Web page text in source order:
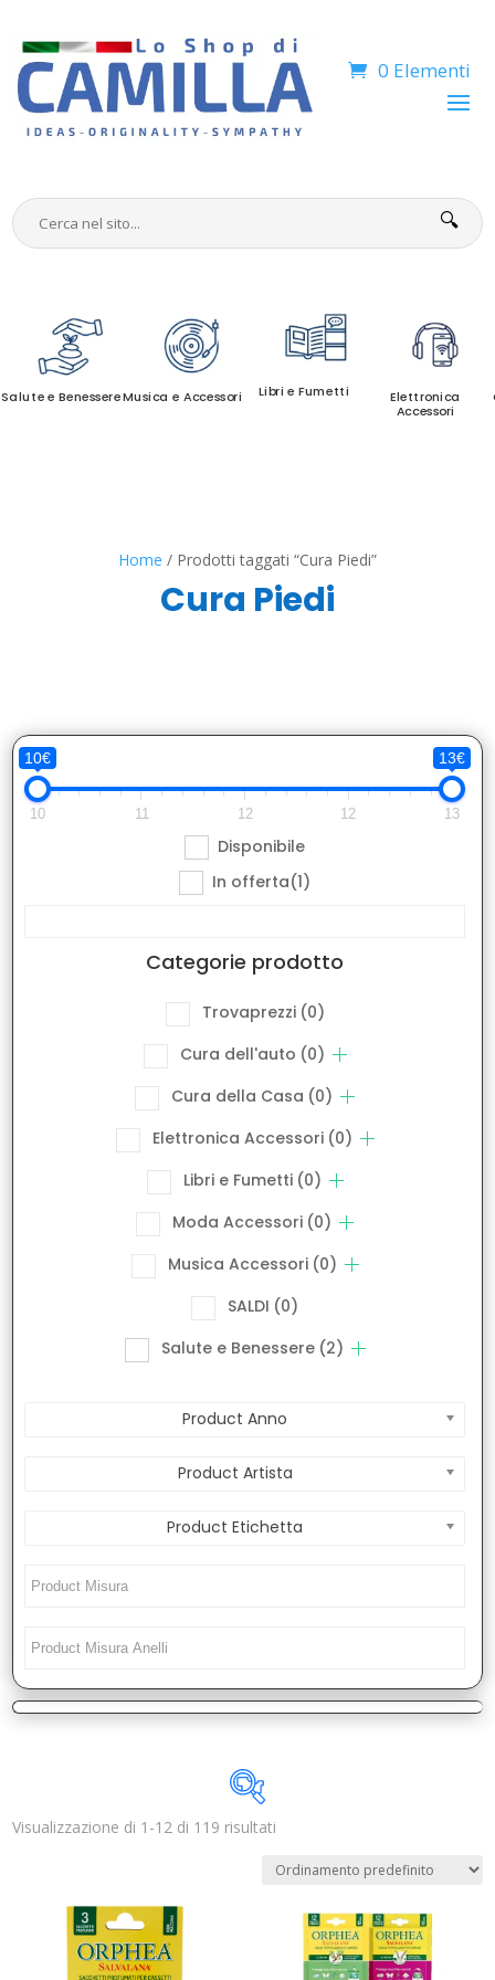
0 Elementi
🔍
Salute e BenessereMusica e Accessori Libri e Fumetti
Elettronica
Accessori
Home / Prodotti taggati “Cura Piedi”
Cura Piedi
10€ 13€
10 11 12 12 13
Disponibile
In offerta(1)
Categorie prodotto
Trovaprezzi (0)
Cura dell'auto (0)
Cura della Casa (0)
Elettronica Accessori (0)
Libri e Fumetti (0)
Moda Accessori (0)
Musica Accessori (0)
SALDI (0)
Salute e Benessere (2)
Product Anno
Product Artista
Product Etichetta
Categorie prodotto
Visualizzazione di 1-12 di 119 risultati